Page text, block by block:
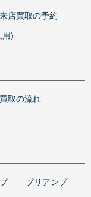
来店買取の予約
用)
取の流れ
プリアンプ